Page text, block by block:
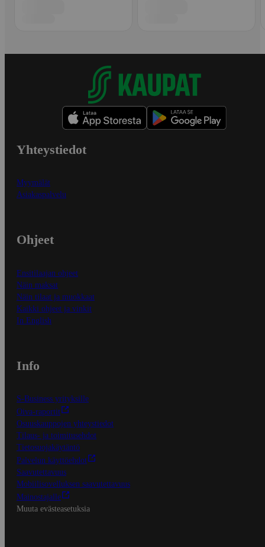
Yhteystiedot
Myymälät
Asiakaspalvelu
Ohjeet
Ensitilaajan ohjeet
Näin maksat
Näin tilaat ja muokkaat
Kaikki ohjeet ja vinkit
In English
Info
S-Business yrityksille
Oiva-raportit
Osuuskauppojen yhteystiedot
Tilaus- ja toimitusehdot
Tietosuojakäytäntö
Palvelun käyttöehdot
Saavutettavuus
Mobiilisovelluksen saavutettavuus
Mainostajalle
Muuta evästeasetuksia